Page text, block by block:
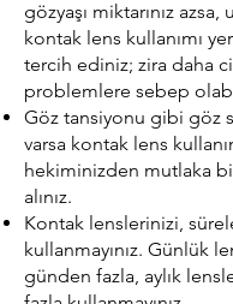
gözyaşı miktarınız azsa,
kontak lens kullanımı
tercih ediniz; zira daha
problemlere sebep
Göz tansiyonu gibi göz
varsa kontak lens
hekiminizden mutlaka
alınız.
Kontak lenslerinizi,
kullanmayınız. Günlük
günden fazla, aylık